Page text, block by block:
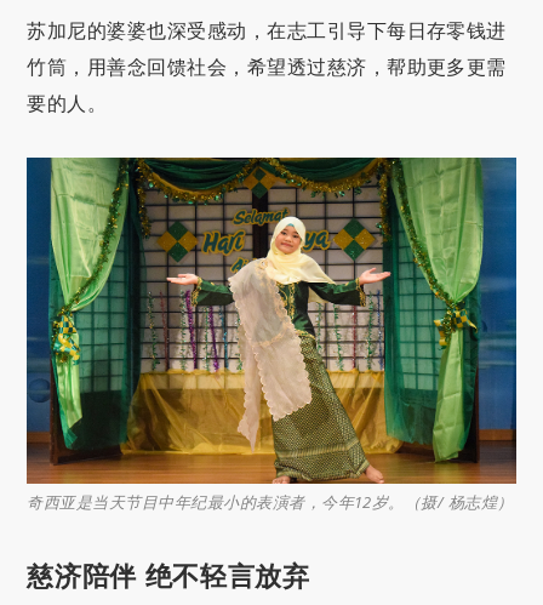
苏加尼的婆婆也深受感动，在志工引导下每日存零钱进
竹筒，用善念回馈社会，希望透过慈济，帮助更多更需
要的人。
奇西亚是当天节目中年纪最小的表演者，今年12岁。（摄/ 杨志煌）
慈济陪伴 绝不轻言放弃